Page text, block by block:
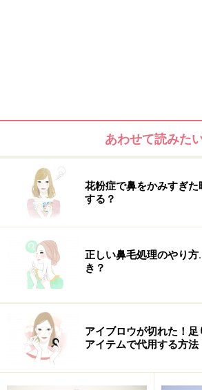
た、年齢と共に髪の毛が薄くなって
から新生毛が生えるときに、アホ毛
すね。生えはじめの毛をよく見ると
うにピョンピョン立っていて、でも
あいしっかりしてるから立ち上がり
す。そんな毛が成長途中だと悪目立ち
あわせて読みた
花粉症で鼻をかみすぎた
する？
正しい鼻毛処理のやり
き？
アイブロウが切れた！
アイテムで代用する方法